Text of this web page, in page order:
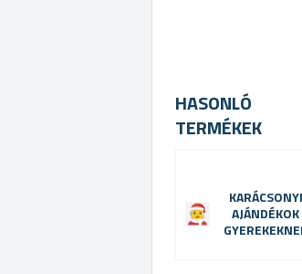
HASONLÓ
TERMÉKEK
KARÁCSONYI
AJÁNDÉKOK